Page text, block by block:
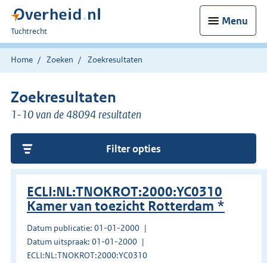
Menu
U
bent
hier:
Tuchtrecht
Home Zoeken Zoekresultaten
Zoekresultaten
1-10 van de 48094 resultaten
Filter opties
ECLI:NL:TNOKROT:2000:YC0310
Kamer van toezicht Rotterdam *
Datum publicatie: 01-01-2000
Datum uitspraak: 01-01-2000
ECLI:NL:TNOKROT:2000:YC0310